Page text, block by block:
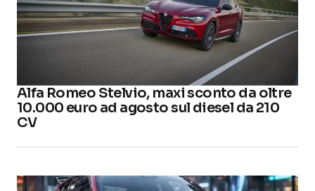
Alfa Romeo Stelvio, maxi sconto da oltre
10.000 euro ad agosto sul diesel da 210
CV